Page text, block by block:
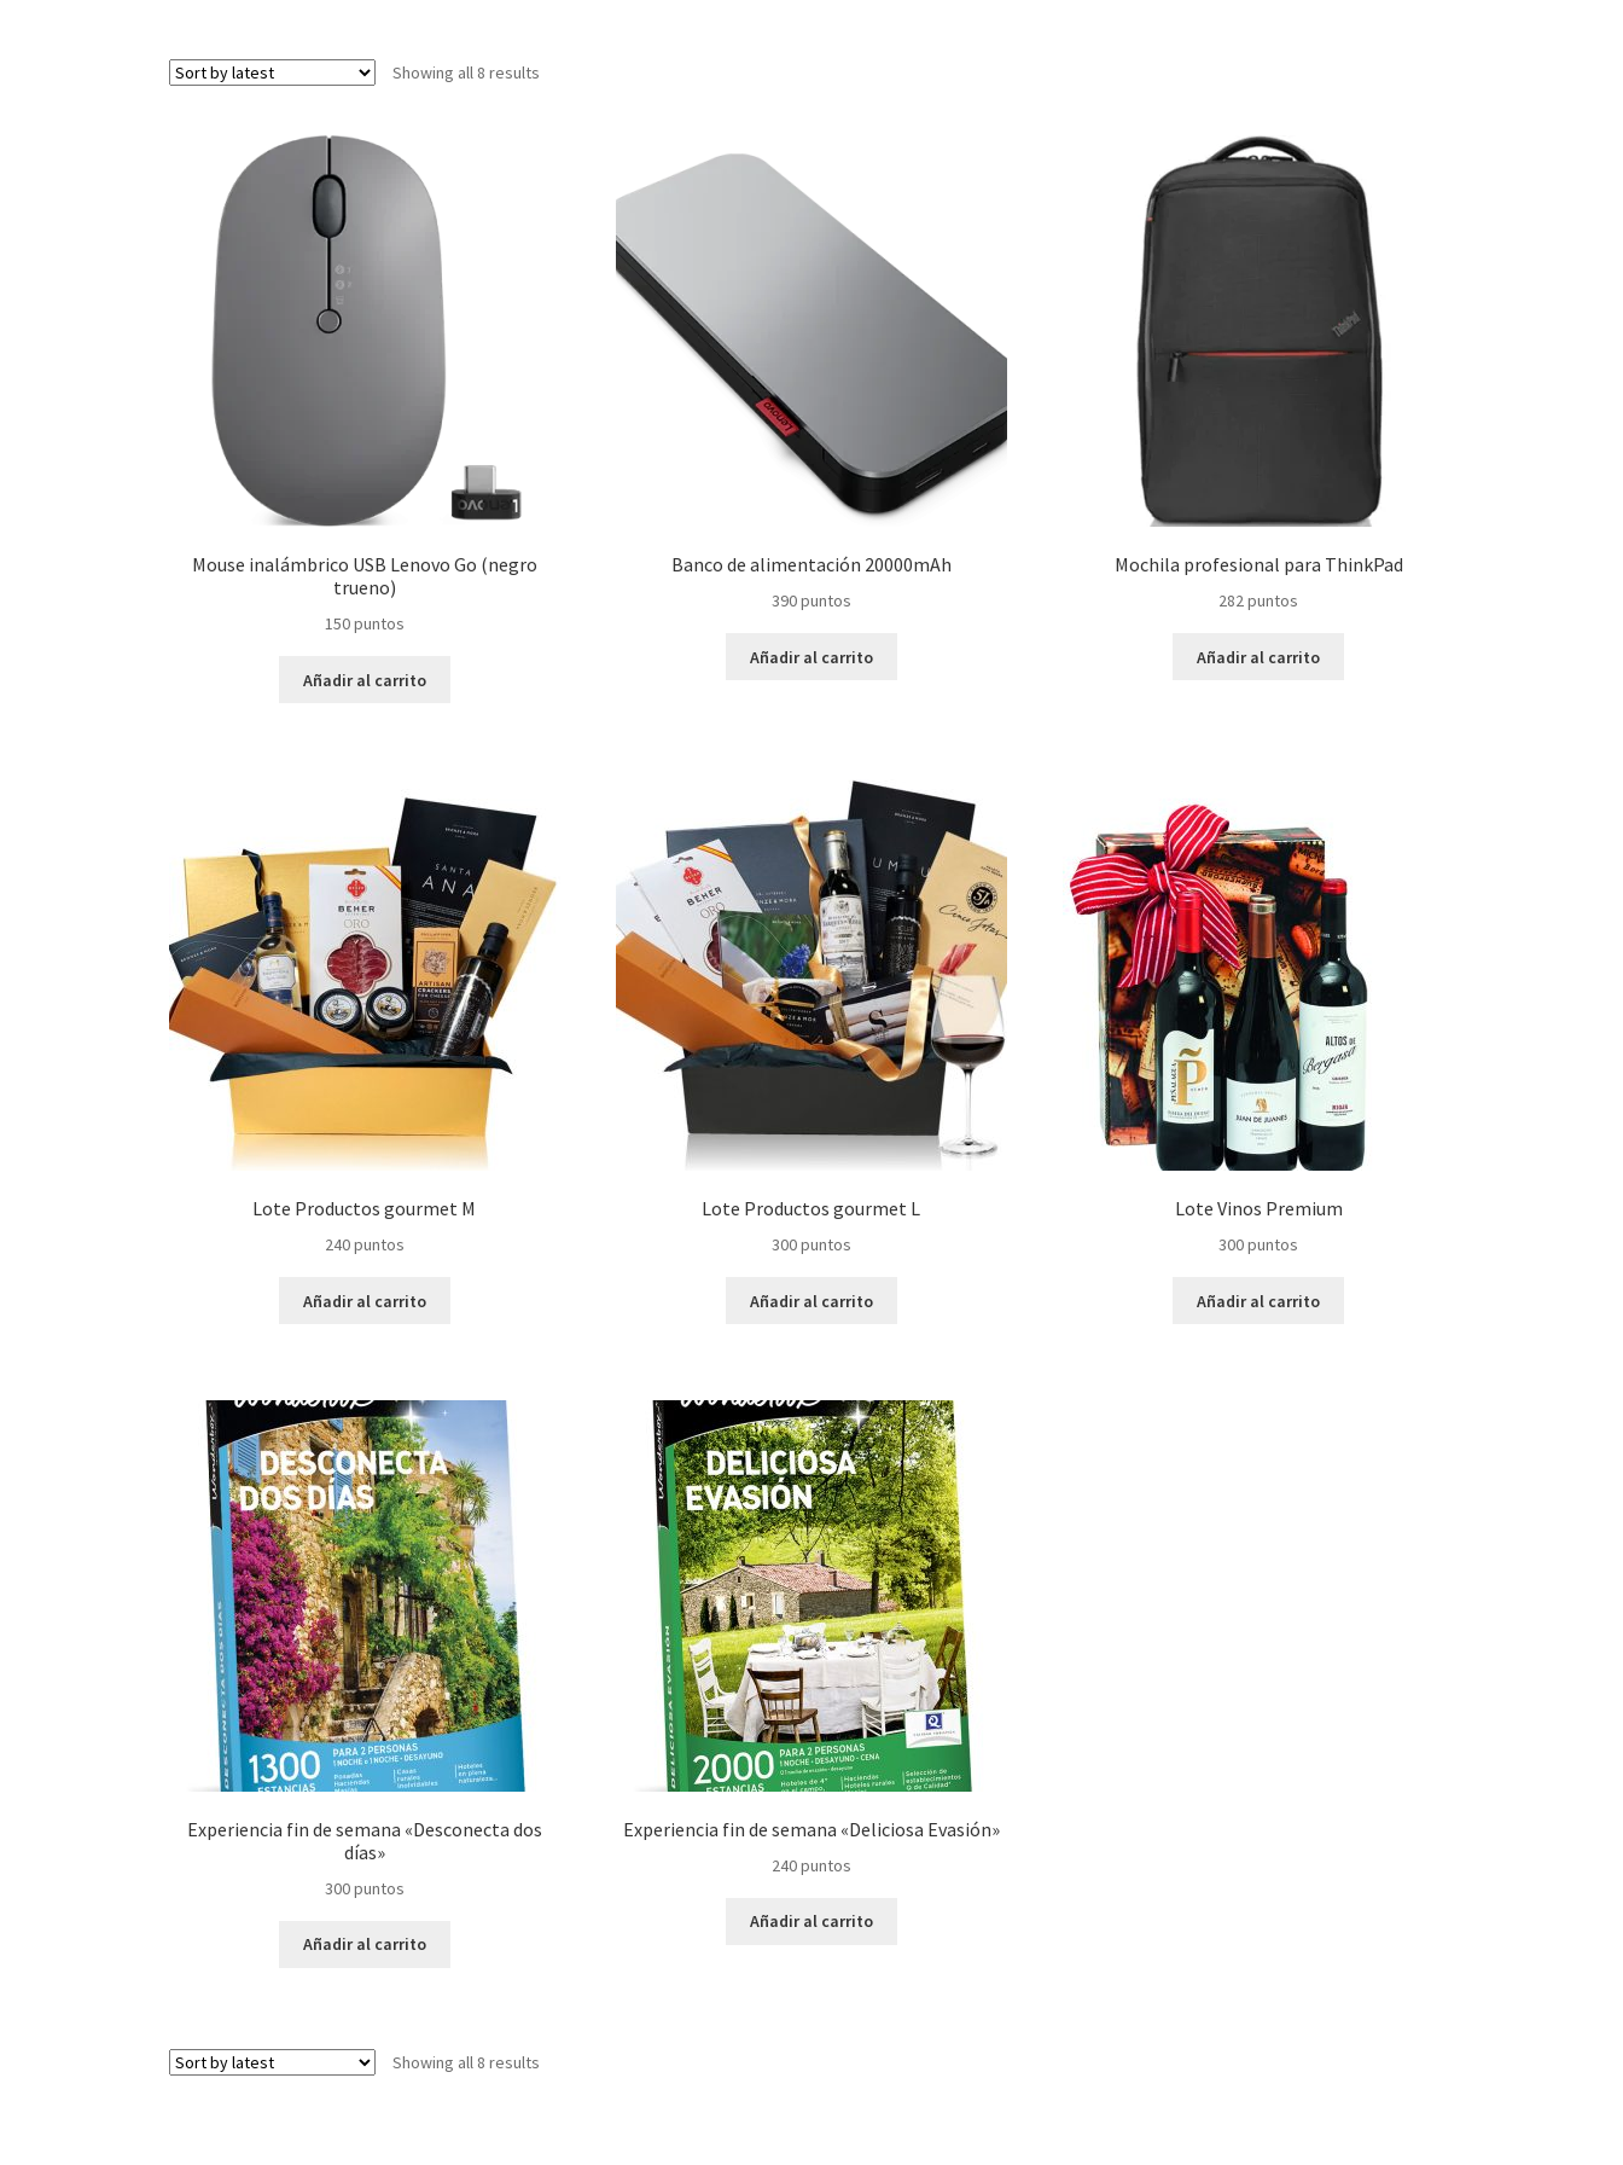
Showing all 8 results
Mouse inalámbrico USB Lenovo Go (negro
trueno)
150puntos
Añadir al carrito
Banco de alimentación 20000mAh
390puntos
Añadir al carrito
Mochila profesional para ThinkPad
282puntos
Añadir al carrito
Lote Productos gourmet M
240puntos
Añadir al carrito
Lote Productos gourmet L
300puntos
Añadir al carrito
Lote Vinos Premium
300puntos
Añadir al carrito
Experiencia fin de semana «Desconecta dos
días»
300puntos
Añadir al carrito
Experiencia fin de semana «Deliciosa Evasión»
240puntos
Añadir al carrito
Showing all 8 results